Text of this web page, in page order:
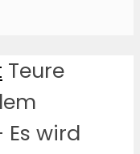
Teure
wird